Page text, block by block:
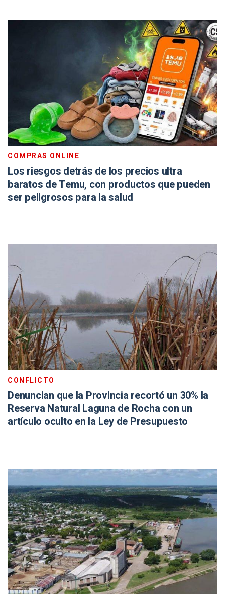
COMPRAS ONLINE
Los riesgos detrás de los precios ultra
baratos de Temu, con productos que pueden
ser peligrosos para la salud
CONFLICTO
Denuncian que la Provincia recortó un 30% la
Reserva Natural Laguna de Rocha con un
artículo oculto en la Ley de Presupuesto